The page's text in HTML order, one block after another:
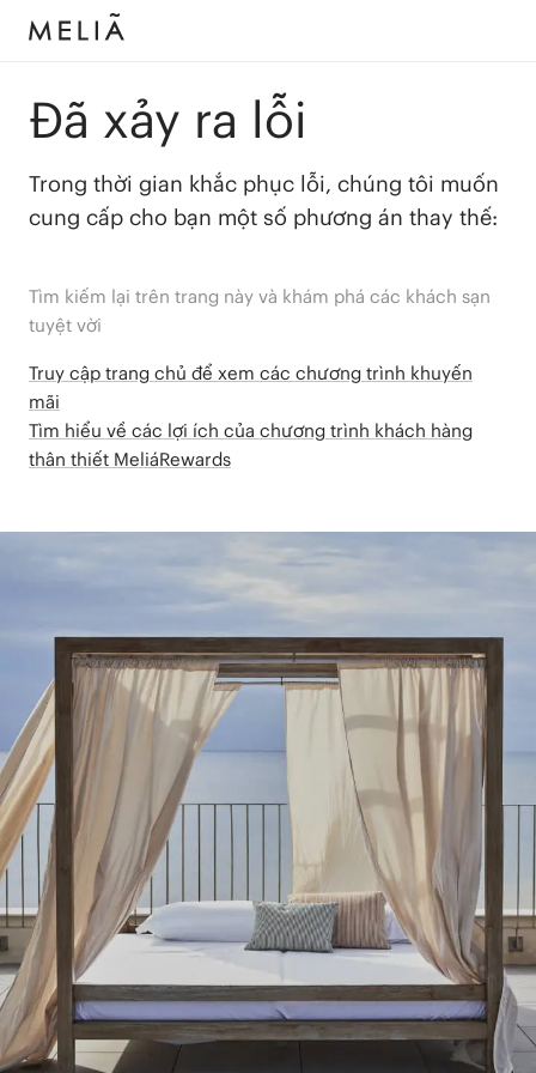
Đã xảy ra lỗi
Trong thời gian khắc phục lỗi, chúng tôi muốn
cung cấp cho bạn một số phương án thay thế:
Tìm kiếm lại trên trang này và khám phá các khách sạn
tuyệt vời
Truy cập trang chủ để xem các chương trình khuyến
mãi
Tìm hiểu về các lợi ích của chương trình khách hàng
thân thiết MeliáRewards